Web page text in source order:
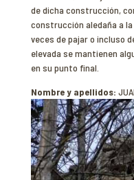
de dicha construcción,
construcción aledaña a
veces de pajar o incluso
elevada se mantienen
en su punto final.
Nombre y apellidos: